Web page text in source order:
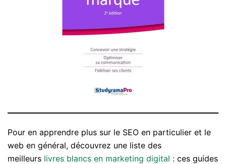
Pour en apprendre plus sur le SEO en particulier et le
web en général, découvrez une liste des
meilleurs livres blancs en marketing digital : ces guides